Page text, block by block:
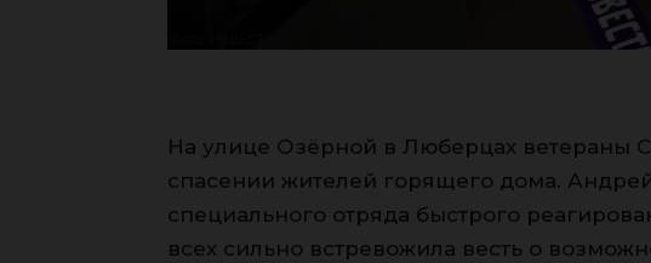
На улице Озёрной в Люберцах ветераны
спасении жителей горящего дома.
специального отряда быстрого
всех сильно встревожила весть о